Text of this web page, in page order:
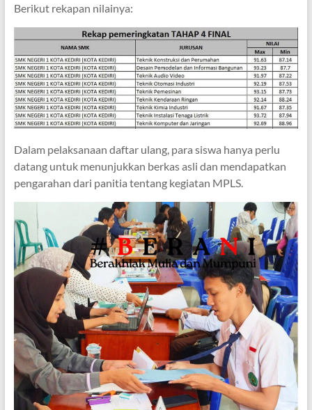
Berikut rekapan nilainya:
Dalam pelaksanaan daftar ulang, para siswa hanya perlu
datang untuk menunjukkan berkas asli dan mendapatkan
pengarahan dari panitia tentang kegiatan MPLS.